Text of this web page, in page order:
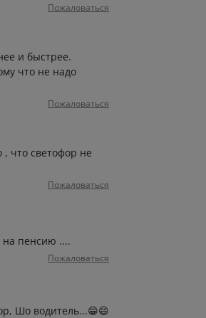
Пожаловаться
и быстрее.
что не надо
Пожаловаться
что светофор не
Пожаловаться
на пенсию ....
Пожаловаться
Шо водитель...😁😄